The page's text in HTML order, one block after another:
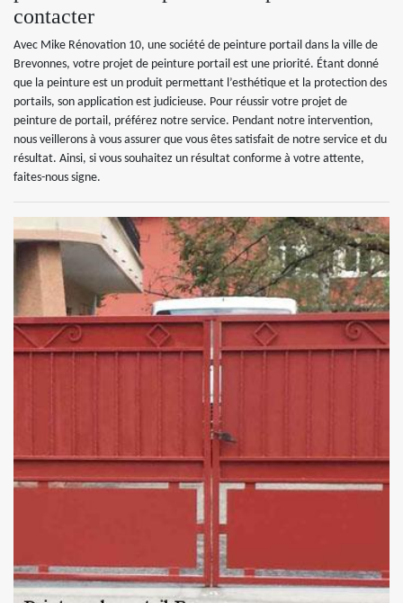
contacter
Avec Mike Rénovation 10, une société de peinture portail dans la ville de
Brevonnes, votre projet de peinture portail est une priorité. Étant donné
que la peinture est un produit permettant l’esthétique et la protection des
portails, son application est judicieuse. Pour réussir votre projet de
peinture de portail, préférez notre service. Pendant notre intervention,
nous veillerons à vous assurer que vous êtes satisfait de notre service et du
résultat. Ainsi, si vous souhaitez un résultat conforme à votre attente,
faites-nous signe.